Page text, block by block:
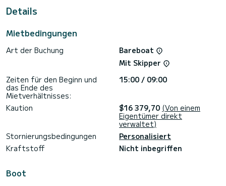
Details
Mietbedingungen
Art der Buchung
Bareboat
Mit Skipper
Zeiten für den Beginn und
das Ende des
Mietverhältnisses:
15:00 / 09:00
Kaution $16 379,70 (Von einem
Eigentümer direkt
verwaltet)
Stornierungsbedingungen
Personalisiert
Kraftstoff
Nicht inbegriffen
Boot